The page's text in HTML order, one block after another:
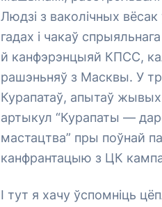
Людзі з ваколічных
гадах і чакаў
й канфэрэнцыяй КПСС,
рашэньняў з Масквы. У
Курапатаў, апытаў жывых
артыкул “Курапаты —
мастацтва” пры поўнай
канфрантацыю з ЦК
І тут я хачу ўспомніць